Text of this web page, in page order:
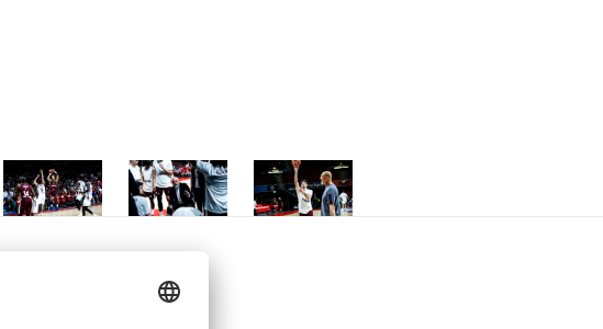
Zeige in voller GrößeZeige in voller GrößeZeige in voller Größe